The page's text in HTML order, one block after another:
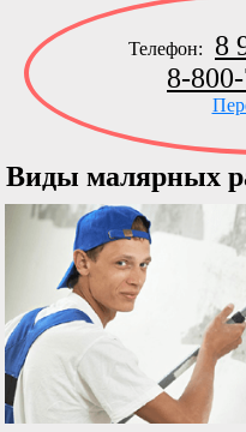
Телефон:
8
8-
Виды малярных